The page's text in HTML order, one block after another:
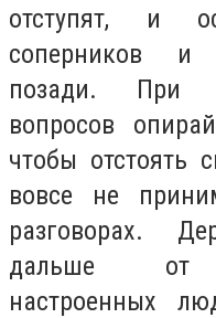
отступят, и
соперников и
позади. При
вопросов
чтобы отстоять
вовсе не
разговорах.
дальше от
настроенных